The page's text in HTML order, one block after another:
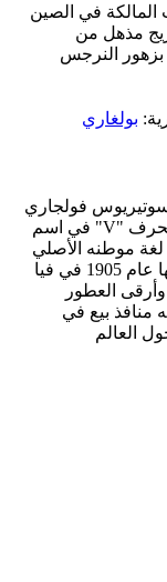
المالكة في الصين
مذهل من
بزهور النرجس
بولغاري
فولجاري
في إيطاليا عام 1884 وقد استبدل حرف "U" بحرف "V" في اسم
لغة موطنه الأصلي
اليونان، وافتتح أول منفذ بيع للعطور التي أنتجها عام 1905 في فيا
العطور
منافذ بيع في
العالم